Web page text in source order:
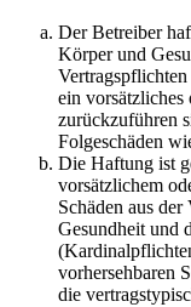
Der Betreiber
Körper und
ein vorsätzliches
zurückzuführen
Folgeschäden
Die Haftung ist
vorsätzlichem
Schäden aus
Gesundheit und
vorhersehbaren
die